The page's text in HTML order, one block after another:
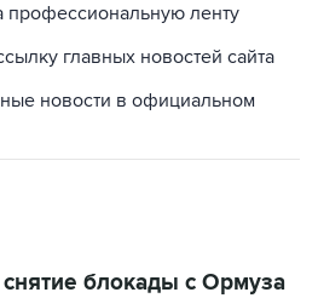
профессиональную ленту
главных новостей сайта
новости в официальном
блокады с Ормуза